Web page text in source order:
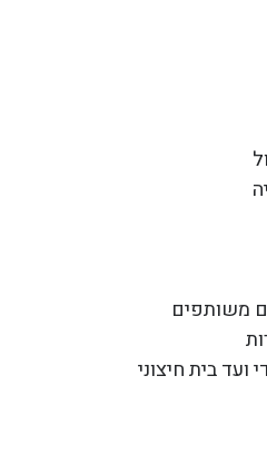
משותפים
ועד בית חיצוני